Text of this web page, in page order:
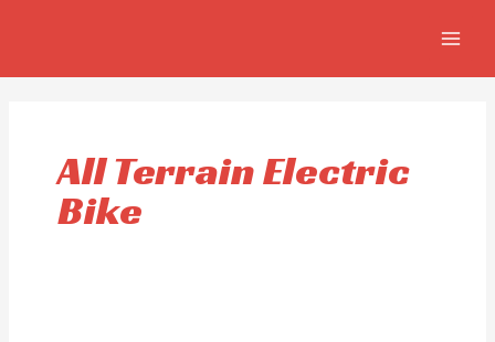
All Terrain Electric
Bike